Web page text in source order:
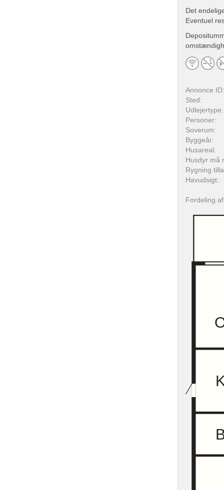
Det
Eventuel
Annonce
Sted:
Udlejertype:
Personer:
Soverum:
Byggeår:
Husareal:
Husdyr må
Rygning
Havudsigt:
Fordeling